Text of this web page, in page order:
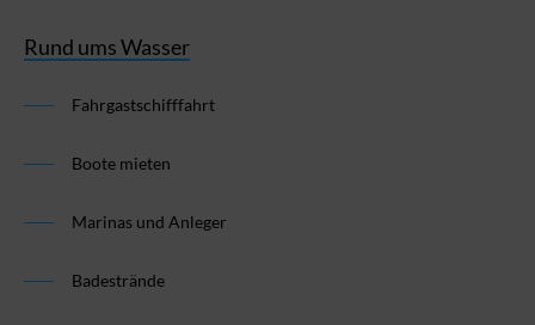
Rund ums Wasser
Fahrgastschifffahrt
Boote mieten
Marinas und Anleger
Badestrände